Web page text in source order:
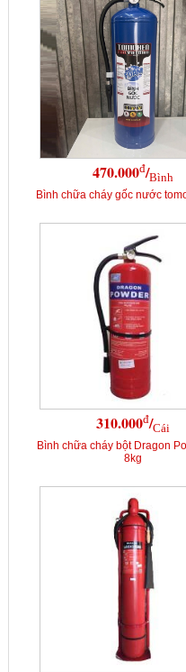
470.000đ/Bình
Bình chữa cháy gốc nước
310.000đ/Cái
Bình chữa cháy bột Dragon
8kg